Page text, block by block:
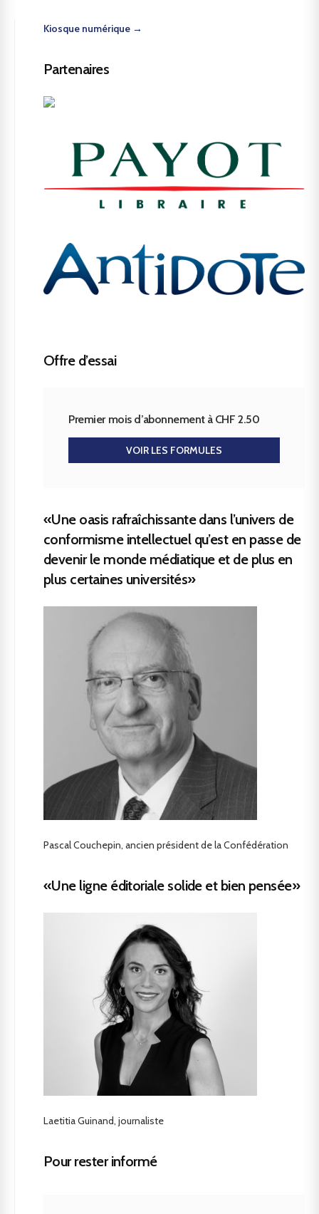
Kiosque numérique →
Partenaires
Offre d’essai
Premier mois d’abonnement à CHF 2.50
VOIR LES FORMULES
«Une oasis rafraîchissante dans l’univers de
conformisme intellectuel qu’est en passe de
devenir le monde médiatique et de plus en
plus certaines universités»
Pascal Couchepin, ancien président de la Confédération
«Une ligne éditoriale solide et bien pensée»
Laetitia Guinand, journaliste
Pour rester informé